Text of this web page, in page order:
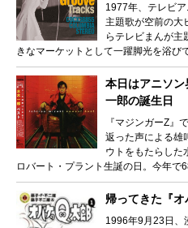
1977年、テレビ
主題歌が空前の大
らテレビまんが主
きなマーケットとして一躍脚光を浴び
本日はアニソ
一郎の誕生日
『マジンガーZ』
返った声による雄
ウトをもたらした
ロバート・プラント生誕の日。今年で
帰ってきた『オ
1996年9月23日、